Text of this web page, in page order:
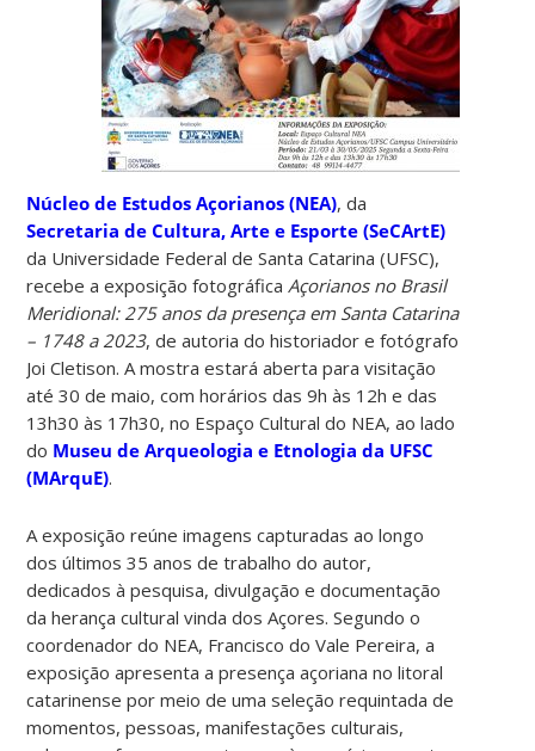
Núcleo de Estudos Açorianos (NEA), da
Secretaria de Cultura, Arte e Esporte (SeCArtE)
da Universidade Federal de Santa Catarina (UFSC),
recebe a exposição fotográfica Açorianos no Brasil
Meridional: 275 anos da presença em Santa Catarina
– 1748 a 2023, de autoria do historiador e fotógrafo
Joi Cletison. A mostra estará aberta para visitação
até 30 de maio, com horários das 9h às 12h e das
13h30 às 17h30, no Espaço Cultural do NEA, ao lado
do Museu de Arqueologia e Etnologia da UFSC
(MArquE).
A exposição reúne imagens capturadas ao longo
dos últimos 35 anos de trabalho do autor,
dedicados à pesquisa, divulgação e documentação
da herança cultural vinda dos Açores. Segundo o
coordenador do NEA, Francisco do Vale Pereira, a
exposição apresenta a presença açoriana no litoral
catarinense por meio de uma seleção requintada de
momentos, pessoas, manifestações culturais,